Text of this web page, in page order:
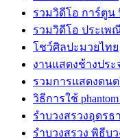
รวมวิดีโอ การ์ตูน
รวมวิดีโอ ประเพ
โชว์ศิลปะมวยไทย
งานแสดงช้างประ
รวมการแสดงดน
วิธีการใช้ phantom
รำบวงสรวงอุดรธ
รำบวงสรวง พิธีบ